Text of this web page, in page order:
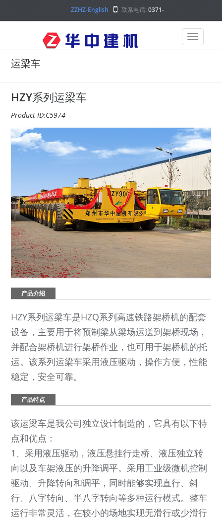
ZZHZ-English 联系电话:0371-
运梁车
HZY系列运梁车
Product-ID:C5974
产品介绍
HZY系列运梁车是HZQ系列高速铁路架桥机的配套
设备，主要用于将预制梁从梁场运送到架桥现场，
并配合架桥机进行架桥作业，也可用于架桥机的托
运。该系列运梁车采用液压驱动，操作方便，性能
稳定，安全可靠。
产品特点
该运梁车是我公司独立设计制造的，它具有以下特
点和优点：
1、采用液压驱动，液压悬挂行走桥、液压独立转
向以及车架液压的升降调平。采用工业级微机控制
驱动、升降转向和调平，同时能够实现直行、斜
行、八字转向、半八字转向等多种运行模式。整车
运行非常灵活，在较小的场地实现无滑行或少滑行